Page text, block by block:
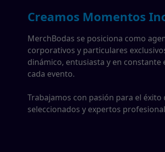
Creamos Momentos
MerchBodas se posiciona como
corporativos y particulares
dinámico, entusiasta y en constante
cada evento.
Trabajamos con pasión para el
seleccionados y expertos